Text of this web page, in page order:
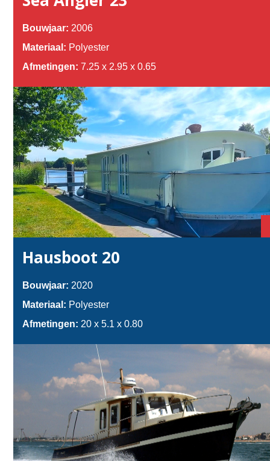
Bouwjaar: 2006
Materiaal: Polyester
Afmetingen: 7.25 x 2.95 x 0.65
Hausboot 20
Bouwjaar: 2020
Materiaal: Polyester
Afmetingen: 20 x 5.1 x 0.80